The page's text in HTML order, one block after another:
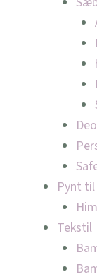
Pynt
Tekstil